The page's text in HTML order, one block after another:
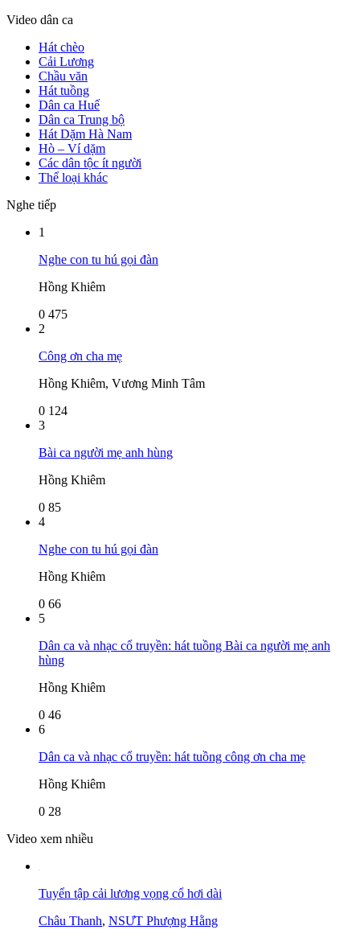
Video dân ca
Hát chèo
Cải Lương
Chầu văn
Hát tuồng
Dân ca Huế
Dân ca Trung bộ
Hát Dặm Hà Nam
Hò – Ví dặm
Các dân tộc ít người
Thể loại khác
Nghe tiếp
1
Nghe con tu hú gọi đàn
Hồng Khiêm
0 475
2
Công ơn cha mẹ
Hồng Khiêm, Vương Minh Tâm
0 124
3
Bài ca người mẹ anh hùng
Hồng Khiêm
0 85
4
Nghe con tu hú gọi đàn
Hồng Khiêm
0 66
5
Dân ca và nhạc cổ truyền: hát tuồng Bài ca người mẹ anh
hùng
Hồng Khiêm
0 46
6
Dân ca và nhạc cổ truyền: hát tuồng công ơn cha mẹ
Hồng Khiêm
0 28
Video xem nhiều
Tuyển tập cải lương vọng cổ hơi dài
Châu Thanh, NSƯT Phượng Hằng